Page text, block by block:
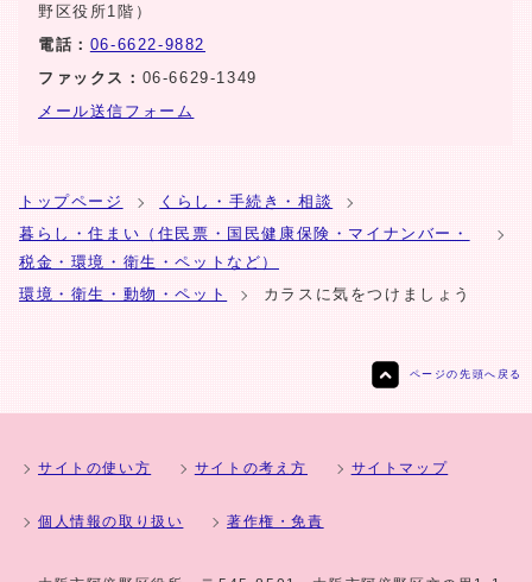
野区役所1階）
電話： 06-6622-9882
ファックス： 06-6629-1349
メール送信フォーム
トップページ
くらし・手続き・相談
暮らし・住まい（住民票・国民健康保険・マイナンバー・
税金・環境・衛生・ペットなど）
環境・衛生・動物・ペット
カラスに気をつけましょう
ページの先頭へ戻る
サイトの使い方 サイトの考え方 サイトマップ
個人情報の取り扱い 著作権・免責